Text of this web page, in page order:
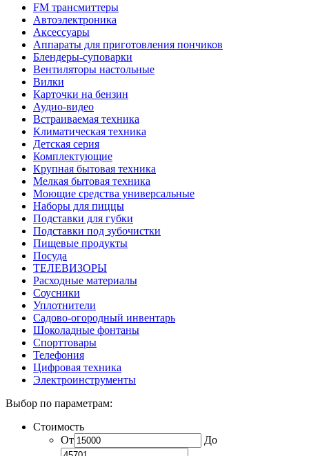
FM трансмиттеры
Автоэлектроника
Аксессуары
Аппараты для приготовления пончиков
Блендеры-суповарки
Вентиляторы настольные
Вилки
Карточки на бензин
Аудио-видео
Встраиваемая техника
Климатическая техника
Детская серия
Комплектующие
Крупная бытовая техника
Мелкая бытовая техника
Моющие средства универсальные
Наборы для пиццы
Подставки для губки
Подставки под зубочистки
Пищевые продукты
Посуда
ТЕЛЕВИЗОРЫ
Расходные материалы
Соусники
Уплотнители
Садово-огородный инвентарь
Шоколадные фонтаны
Спорттовары
Телефония
Цифровая техника
Электроинструменты
Выбор по параметрам:
Стоимость
От
До